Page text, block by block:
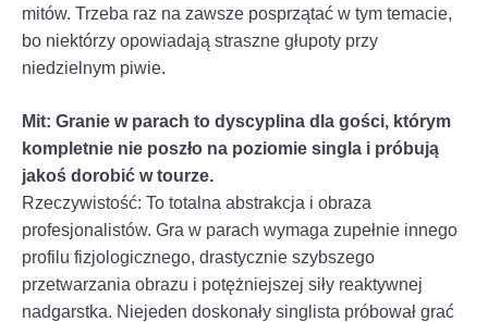
mitów. Trzeba raz na zawsze posprzątać w tym temacie,
bo niektórzy opowiadają straszne głupoty przy
niedzielnym piwie.
Mit: Granie w parach to dyscyplina dla gości, którym
kompletnie nie poszło na poziomie singla i próbują
jakoś dorobić w tourze.
Rzeczywistość: To totalna abstrakcja i obraza
profesjonalistów. Gra w parach wymaga zupełnie innego
profilu fizjologicznego, drastycznie szybszego
przetwarzania obrazu i potężniejszej siły reaktywnej
nadgarstka. Niejeden doskonały singlista próbował grać